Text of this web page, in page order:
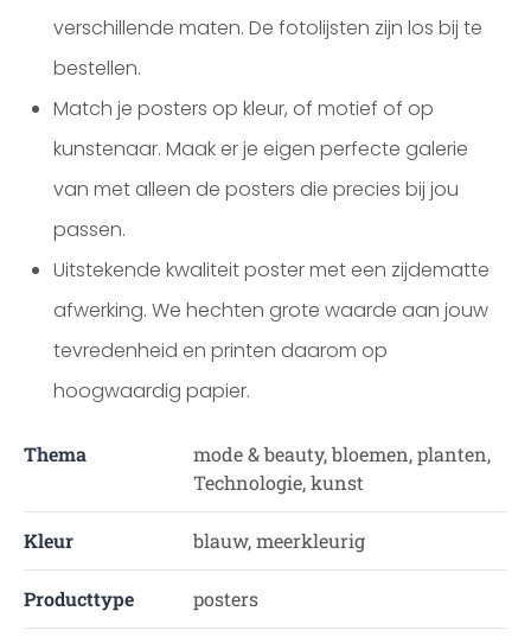
verschillende maten. De fotolijsten zijn los bij te
bestellen.
Match je posters op kleur, of motief of op
kunstenaar. Maak er je eigen perfecte galerie
van met alleen de posters die precies bij jou
passen.
Uitstekende kwaliteit poster met een zijdematte
afwerking. We hechten grote waarde aan jouw
tevredenheid en printen daarom op
hoogwaardig papier.
Thema
mode & beauty, bloemen, planten,
Technologie, kunst
Kleur blauw, meerkleurig
Producttype posters